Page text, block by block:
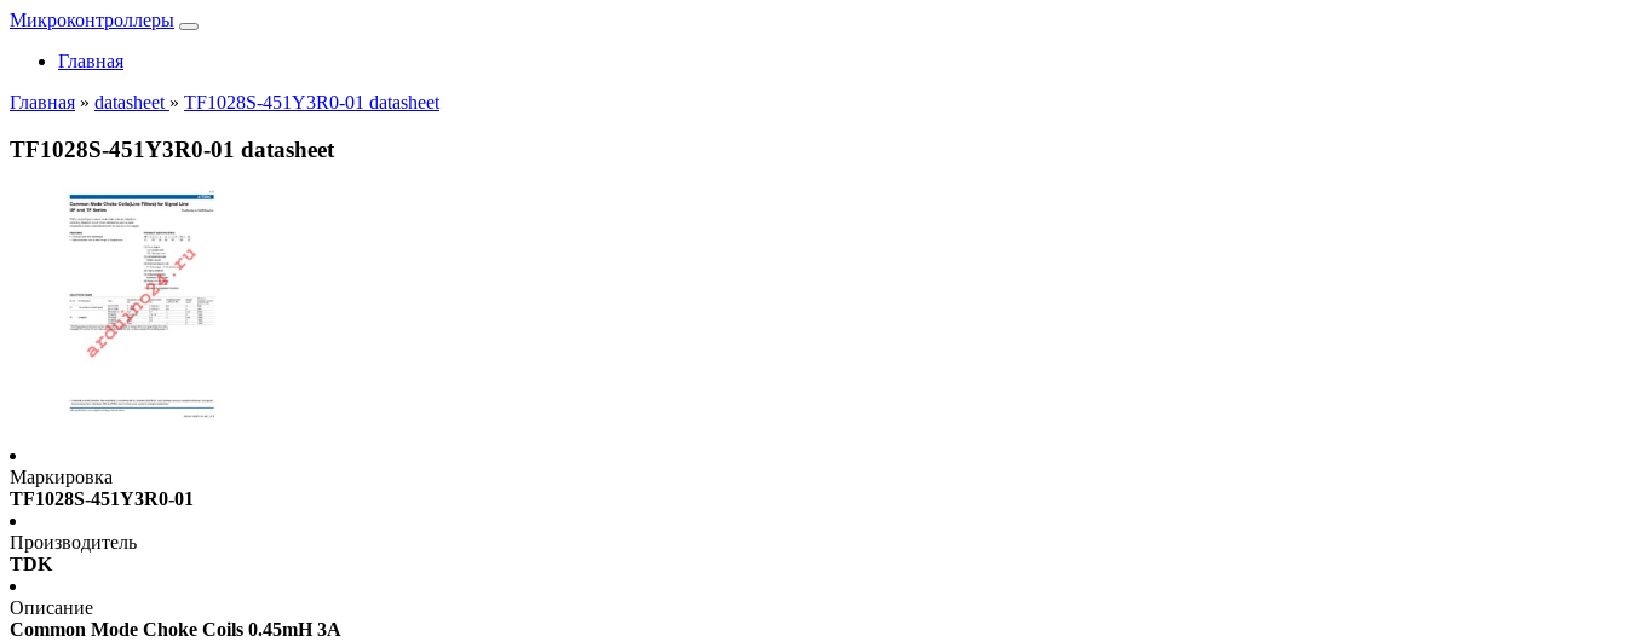
Микроконтроллеры
Главная
Главная » datasheet » TF1028S-451Y3R0-01 datasheet
TF1028S-451Y3R0-01 datasheet
Маркировка
TF1028S-451Y3R0-01
Производитель
TDK
Описание
Common Mode Choke Coils 0.45mH 3A